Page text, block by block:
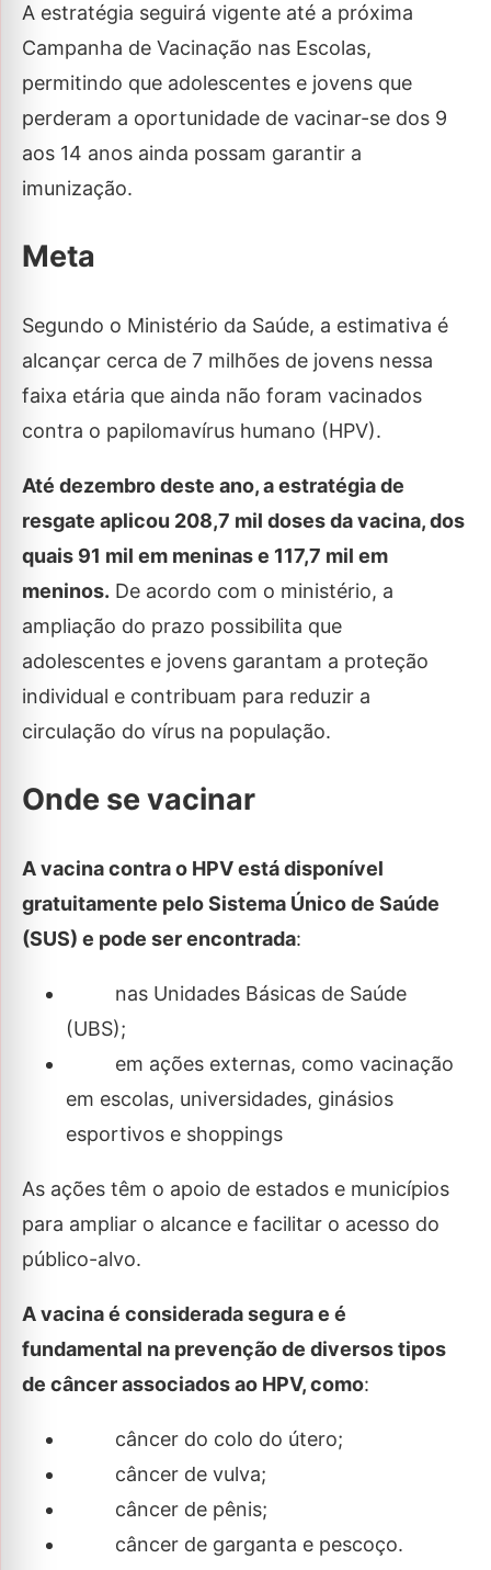
A estratégia seguirá vigente até a próxima
Campanha de Vacinação nas Escolas,
permitindo que adolescentes e jovens que
perderam a oportunidade de vacinar-se dos 9
aos 14 anos ainda possam garantir a
imunização.
Meta
Segundo o Ministério da Saúde, a estimativa é
alcançar cerca de 7 milhões de jovens nessa
faixa etária que ainda não foram vacinados
contra o papilomavírus humano (HPV).
Até dezembro deste ano, a estratégia de
resgate aplicou 208,7 mil doses da vacina, dos
quais 91 mil em meninas e 117,7 mil em
meninos. De acordo com o ministério, a
ampliação do prazo possibilita que
adolescentes e jovens garantam a proteção
individual e contribuam para reduzir a
circulação do vírus na população.
Onde se vacinar
A vacina contra o HPV está disponível
gratuitamente pelo Sistema Único de Saúde
(SUS) e pode ser encontrada:
nas Unidades Básicas de Saúde
(UBS);
em ações externas, como vacinação
em escolas, universidades, ginásios
esportivos e shoppings
As ações têm o apoio de estados e municípios
para ampliar o alcance e facilitar o acesso do
público-alvo.
A vacina é considerada segura e é
fundamental na prevenção de diversos tipos
de câncer associados ao HPV, como:
câncer do colo do útero;
câncer de vulva;
câncer de pênis;
câncer de garganta e pescoço.